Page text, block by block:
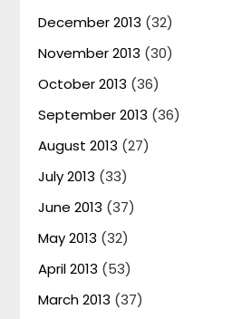
December 2013 (32)
November 2013 (30)
October 2013 (36)
September 2013 (36)
August 2013 (27)
July 2013 (33)
June 2013 (37)
May 2013 (32)
April 2013 (53)
March 2013 (37)